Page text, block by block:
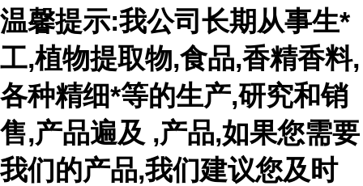
温馨提示:我公司长期从事生*
工,植物提取物,食品,香精香料,
各种精细*等的生产,研究和销
售,产品遍及 ,产品,如果您需要
我们的产品,我们建议您及时